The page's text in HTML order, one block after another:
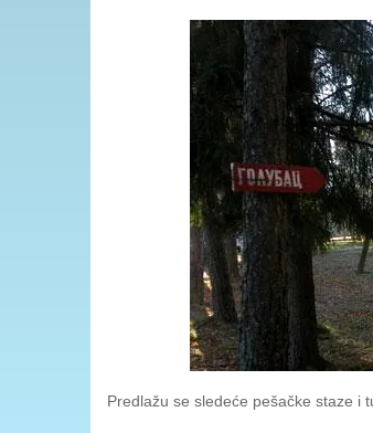
Predlažu se sledeće pešačke staze i